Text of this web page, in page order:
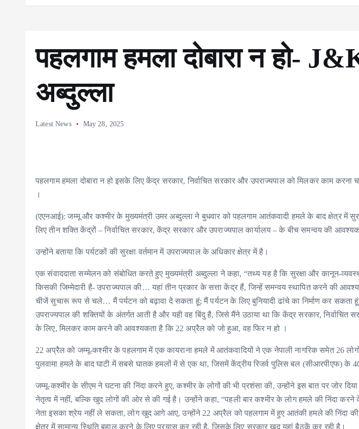
पहलगाम हमला दोबारा न हो-
अब्दुल्ला
Latest News May 28, 2025
पहलगाम हमला दोबारा न हो इसके लिए केंद्र सरकार, निर्वाचित सरकार और उपराज्यपाल को मिलकर काम करना
।
(एएनआई): जम्मू और कश्मीर के मुख्यमंत्री उमर अब्दुल्ला ने बुधवार को पहलगाम आतंकवादी हमले के बाद क्षेत्र में
लिए तीन शक्ति केंद्रों – निर्वाचित सरकार, केंद्र सरकार और उपराज्यपाल कार्यालय – के बीच समन्वय की
उन्होंने बताया कि पर्यटकों की सुरक्षा वर्तमान में उपराज्यपाल के अधिकार क्षेत्र में है।
एक संवाददाता सम्मेलन को संबोधित करते हुए मुख्यमंत्री अब्दुल्ला ने कहा, “तथ्य यह है कि सुरक्षा और कानून-व्यवस्था
किसकी जिम्मेदारी है- उपराज्यपाल की… यहां तीन प्रकार के सत्ता केंद्र हैं, जिन्हें समन्वय स्थापित करने की
चीजें सुचारू रूप से चले… मैं पर्यटन को बढ़ावा दे सकता हूं; मैं पर्यटन के लिए बुनियादी ढांचे का निर्माण कर सकता
उपराज्यपाल की शक्तियों के अंतर्गत आती है और यही वह बिंदु है, जिसे मैंने उठाया था कि केंद्र सरकार,
के लिए, मिलकर काम करने की आवश्यकता है कि 22 अप्रैल को जो हुआ, वह फिर न हो ।
22 अप्रैल को जम्मू-कश्मीर के पहलगाम में एक कायराना हमले में आतंकवादियों ने एक नेपाली नागरिक समेत 26
पुलवामा हमले के बाद घाटी में सबसे घातक हमलों में से एक था, जिसमें केंद्रीय रिजर्व पुलिस बल (सीआरपीएफ) के
जम्मू-कश्मीर के सीएम ने घटना की निंदा करने हुए, कश्मीर के लोगों की भी प्रशंसा की, उन्होंने इस बात पर जोर
नेतृत्व में नहीं, बल्कि खुद लोगों की ओर से की गई है। उन्होंने कहा, “पहली बार कश्मीर के लोग हमले की निंदा
नेता इसका श्रेय नहीं ले सकता, लोग खुद आगे आए, उन्होंने 22 अप्रैल को पहलगाम में हुए आतंकी हमले की निंदा
क्षेत्र में सामान्य स्थिति बहाल करने के लिए प्रयास कर रही है, जिसके लिए सरकार खुद यहां बैठकें कर रही है।